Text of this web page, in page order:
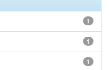
1
1
1